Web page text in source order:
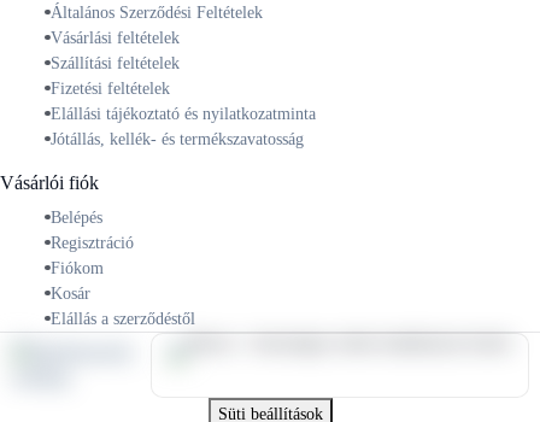
Általános Szerződési Feltételek
Vásárlási feltételek
Szállítási feltételek
Fizetési feltételek
Elállási tájékoztató és nyilatkozatminta
Jótállás, kellék- és termékszavatosság
Vásárlói fiók
Belépés
Regisztráció
Fiókom
Kosár
Elállás a szerződéstől
Süti beállítások